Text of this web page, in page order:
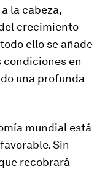
la cabeza,
crecimiento
ello se añade
en
una profunda
mundial está
Sin
recobrará